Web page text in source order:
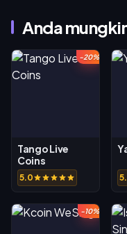
Anda
-20%
Tango Live
Coins
5.0
-10%